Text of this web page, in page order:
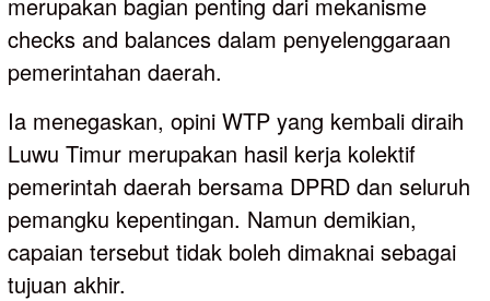
checks and balances dalam penyelenggaraan
pemerintahan daerah.
Ia menegaskan, opini WTP yang kembali diraih
Luwu Timur merupakan hasil kerja kolektif
pemerintah daerah bersama DPRD dan seluruh
pemangku kepentingan. Namun demikian,
capaian tersebut tidak boleh dimaknai sebagai
tujuan akhir.